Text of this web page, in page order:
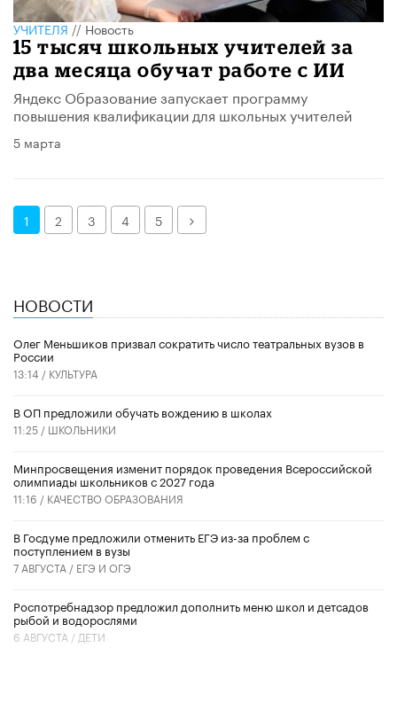
УЧИТЕЛЯ//Новость
15 тысяч школьных учителей за
два месяца обучат работе с ИИ
Яндекс Образование запускает программу
повышения квалификации для школьных учителей
5 марта
1 2 3 4 5 Далее
НОВОСТИ
Олег Меньшиков призвал сократить число театральных вузов в
России
13:14 / КУЛЬТУРА
В ОП предложили обучать вождению в школах
11:25 / ШКОЛЬНИКИ
Минпросвещения изменит порядок проведения Всероссийской
олимпиады школьников с 2027 года
11:16 / КАЧЕСТВО ОБРАЗОВАНИЯ
В Госдуме предложили отменить ЕГЭ из-за проблем с
поступлением в вузы
7 АВГУСТА / ЕГЭ И ОГЭ
Роспотребнадзор предложил дополнить меню школ и детсадов
рыбой и водорослями
6 АВГУСТА / ДЕТИ